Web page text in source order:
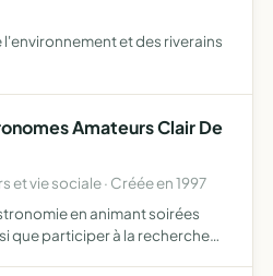
et des riverains
Amateurs Clair De
et vie sociale · Créée en 1997
en animant soirées
que participer à la recherche